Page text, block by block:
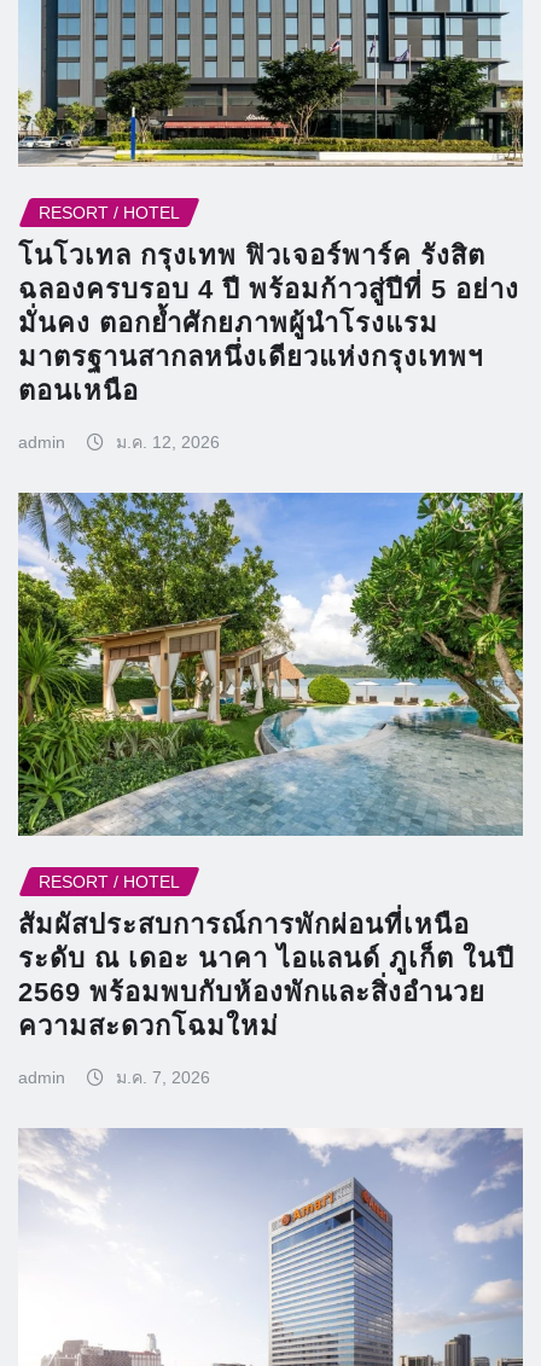
RESORT / HOTEL
โนโวเทล กรุงเทพ ฟิวเจอร์พาร์ค รังสิต
ฉลองครบรอบ 4 ปี พร้อมก้าวสู่ปีที่ 5 อย่าง
มั่นคง ตอกย้ำศักยภาพผู้นำโรงแรม
มาตรฐานสากลหนึ่งเดียวแห่งกรุงเทพฯ
ตอนเหนือ
admin ม.ค. 12, 2026
RESORT / HOTEL
สัมผัสประสบการณ์การพักผ่อนที่เหนือ
ระดับ ณ เดอะ นาคา ไอแลนด์ ภูเก็ต ในปี
2569 พร้อมพบกับห้องพักและสิ่งอำนวย
ความสะดวกโฉมใหม่
admin ม.ค. 7, 2026